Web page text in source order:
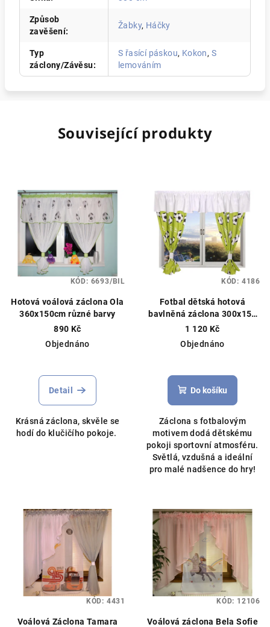
Způsob
zavěšení:
Žabky, Háčky
Typ
záclony/Závěsu:
S řasící páskou, Kokon, S
lemováním
Související produkty
Hotová voálová záclona Ola
360x150cm různé barvy
890 Kč
Objednáno
Detail
Krásná záclona, skvěle se
hodí do klučičího pokoje.
KÓD: 6693/BIL
Fotbal dětská hotová
bavlněná záclona 300x150
cm zelenáZáclonový
materiál, ušijeme na míru
1 120 Kč
Objednáno
Do košíku
Záclona s fotbalovým
motivem dodá dětskému
pokoji sportovní atmosféru.
Světlá, vzdušná a ideální
pro malé nadšence do hry!
KÓD: 4186
Voálová Záclona Tamara
KÓD: 4431
Voálová záclona Bela Sofie
KÓD: 12106